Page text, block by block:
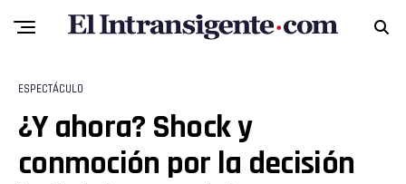
ESPECTÁCULO
¿Y ahora? Shock y
conmoción por la decisión